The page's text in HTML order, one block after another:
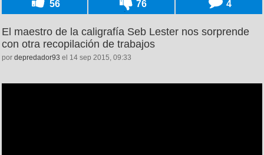
56 76 4
El maestro de la caligrafía Seb Lester nos sorprende
con otra recopilación de trabajos
por depredador93 el 14 sep 2015, 09:33